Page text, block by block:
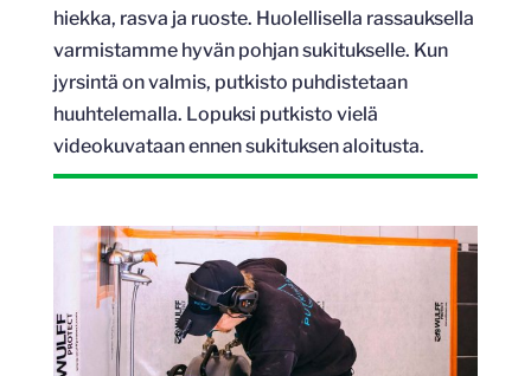
hiekka, rasva ja ruoste. Huolellisella rassauksella
varmistamme hyvän pohjan sukitukselle. Kun
jyrsintä on valmis, putkisto puhdistetaan
huuhtelemalla. Lopuksi putkisto vielä
videokuvataan ennen sukituksen aloitusta.